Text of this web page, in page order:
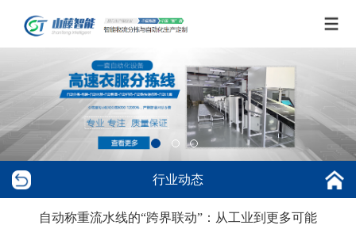
行业动态
自动称重流水线的“跨界联动”：从工业到更多可能